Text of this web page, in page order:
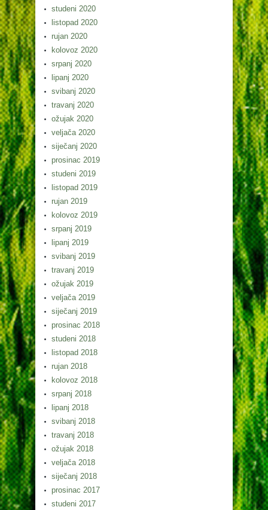
studeni 2020
listopad 2020
rujan 2020
kolovoz 2020
srpanj 2020
lipanj 2020
svibanj 2020
travanj 2020
ožujak 2020
veljača 2020
siječanj 2020
prosinac 2019
studeni 2019
listopad 2019
rujan 2019
kolovoz 2019
srpanj 2019
lipanj 2019
svibanj 2019
travanj 2019
ožujak 2019
veljača 2019
siječanj 2019
prosinac 2018
studeni 2018
listopad 2018
rujan 2018
kolovoz 2018
srpanj 2018
lipanj 2018
svibanj 2018
travanj 2018
ožujak 2018
veljača 2018
siječanj 2018
prosinac 2017
studeni 2017